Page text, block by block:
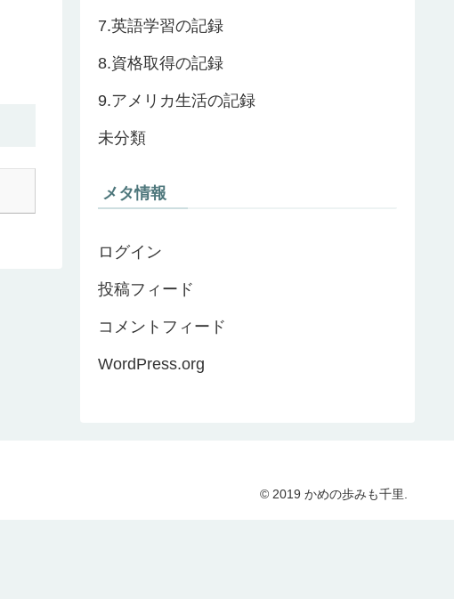
7.英語学習の記録
8.資格取得の記録
9.アメリカ生活の記録
未分類
メタ情報
ログイン
投稿フィード
コメントフィード
WordPress.org
© 2019 かめの歩みも千里.